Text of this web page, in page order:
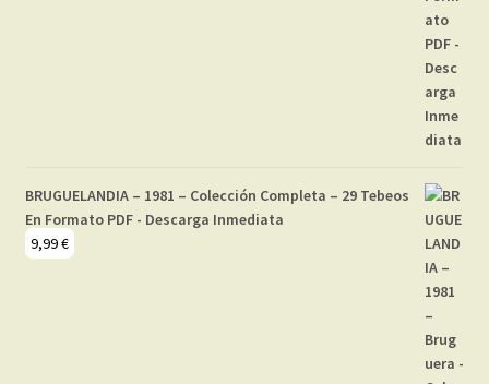
BRUGUELANDIA – 1981 – Colección Completa – 29 Tebeos
En Formato PDF - Descarga Inmediata
9,99€